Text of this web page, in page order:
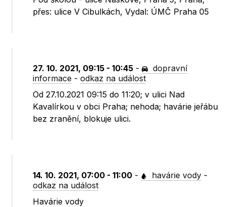
přes: ulice V Cibulkách, Vydal: ÚMČ Praha 05
27. 10. 2021, 09:15 - 10:45 -
dopravní
informace -odkaz na událost
Od 27.10.2021 09:15 do 11:20; v ulici Nad
Kavalírkou v obci Praha; nehoda; havárie jeřábu
bez zranění, blokuje ulici.
14. 10. 2021, 07:00 - 11:00 - havárie vody -
odkaz na událost
Havárie vody